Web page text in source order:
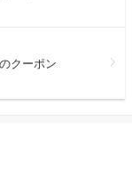
クーポン